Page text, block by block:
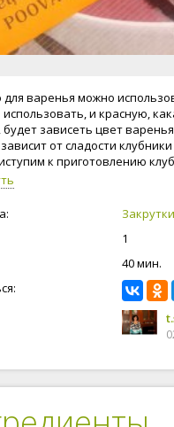
варенья можно
и красную,
зависеть цвет
от сладости
к приготовлению
Закрутки
1
40 мин.